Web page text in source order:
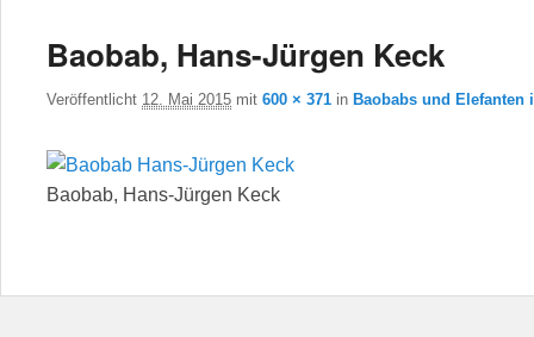
Baobab, Hans-Jürgen Keck
Veröffentlicht 12. Mai 2015 mit 600 × 371 in Baobabs und Elefanten
Baobab, Hans-Jürgen Keck